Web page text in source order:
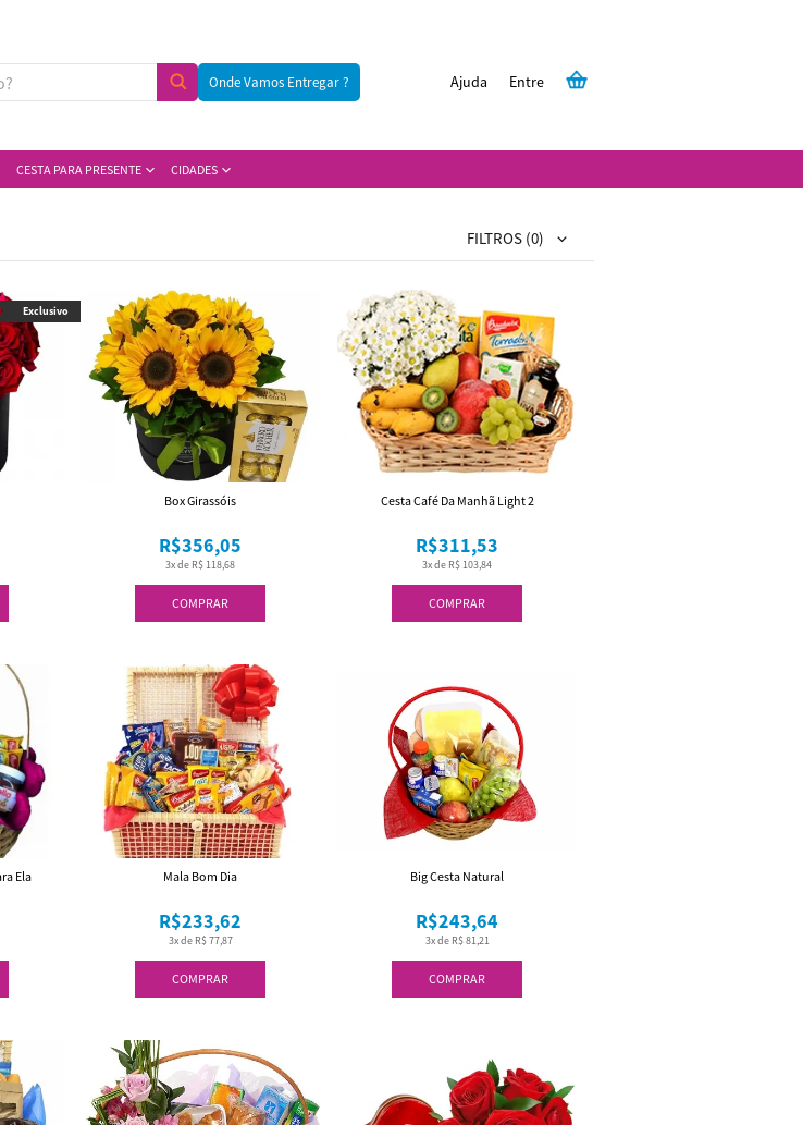
Onde Vamos Entregar ? Entre
Ajuda
CESTA PARA PRESENTE CIDADES
FILTROS (0)
Exclusivo
COMPRAR
3x de R$ 118,68
R$356,05
Box Girassóis
COMPRAR
3x de R$ 103,84
R$311,53
Cesta Café Da Manhã Light 2
Ela
COMPRAR
3x de R$ 77,87
R$233,62
Mala Bom Dia
COMPRAR
3x de R$ 81,21
R$243,64
Big Cesta Natural